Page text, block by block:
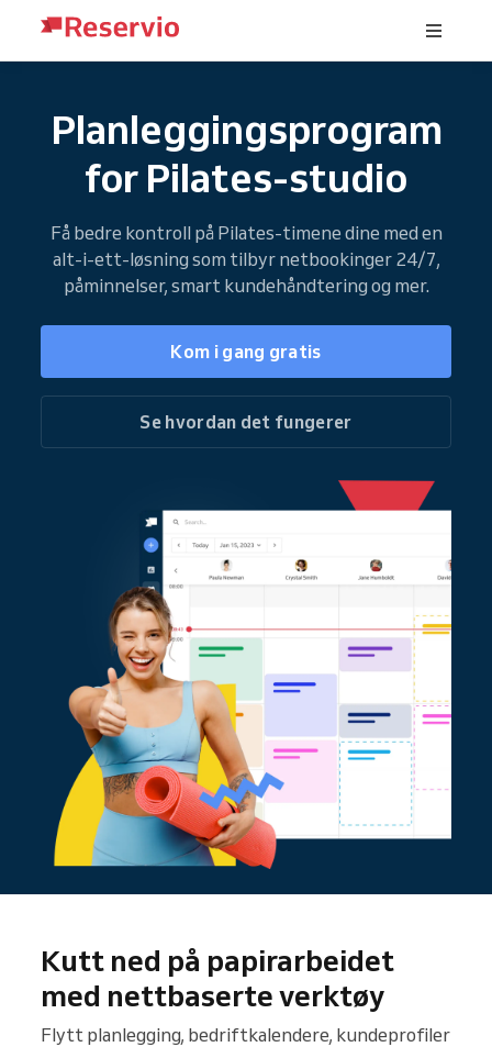
Planleggingsprogram
for Pilates-studio
Få bedre kontroll på Pilates-timene dine med en
alt-i-ett-løsning som tilbyr netbookinger 24/7,
påminnelser, smart kundehåndtering og mer.
Kom i gang gratis
Se hvordan det fungerer
Kutt ned på papirarbeidet
med nettbaserte verktøy
Flytt planlegging, bedriftkalendere, kundeprofiler